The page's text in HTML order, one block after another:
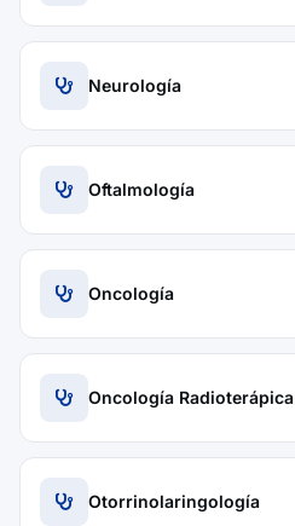
Neurología
Oftalmología
Oncología
Oncología Radioterápica
Otorrinolaringología